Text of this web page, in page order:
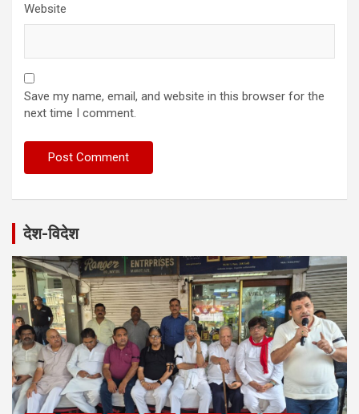
Website
Save my name, email, and website in this browser for the
next time I comment.
देश-विदेश